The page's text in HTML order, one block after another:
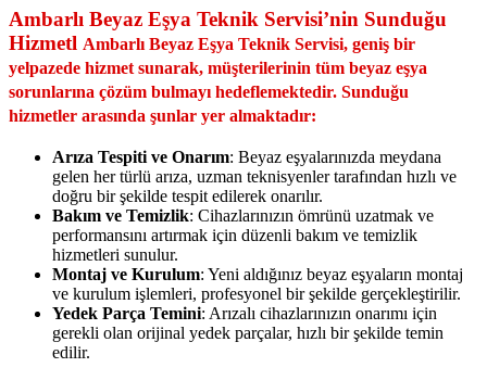
Ambarlı Beyaz Eşya Teknik Servisi’nin Sunduğu
Hizmetl Ambarlı Beyaz Eşya Teknik Servisi, geniş bir
yelpazede hizmet sunarak, müşterilerinin tüm beyaz eşya
sorunlarına çözüm bulmayı hedeflemektedir. Sunduğu
hizmetler arasında şunlar yer almaktadır:
Arıza Tespiti ve Onarım: Beyaz eşyalarınızda meydana
gelen her türlü arıza, uzman teknisyenler tarafından hızlı ve
doğru bir şekilde tespit edilerek onarılır.
Bakım ve Temizlik: Cihazlarınızın ömrünü uzatmak ve
performansını artırmak için düzenli bakım ve temizlik
hizmetleri sunulur.
Montaj ve Kurulum: Yeni aldığınız beyaz eşyaların montaj
ve kurulum işlemleri, profesyonel bir şekilde gerçekleştirilir.
Yedek Parça Temini: Arızalı cihazlarınızın onarımı için
gerekli olan orijinal yedek parçalar, hızlı bir şekilde temin
edilir.